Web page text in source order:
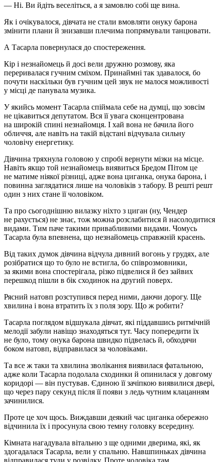
— Ні. Ви йдіть веселіться, а я замовлю собі ще вина.
Як і очікувалося, дівчата не стали вмовляти онуку барона
змінити плани й знизавши плечима попрямували танцювати.
А Тасарла повернулася до спостереження.
Кір і незнайомець й досі вели дружню розмову, яка
переривалася гучним сміхом. Принаймні так здавалося, бо
почути наскільки був гучним цей звук не малося можливості
у місці де панувала музика.
У якийсь момент Тасарла спіймала себе на думці, що зовсім
не цікавиться депутатом. Вся її увага сконцентрована
на широкій спині незнайомця. І хай вона не бачила його
обличчя, але навіть на такій відстані відчувала сильну
чоловічу енергетику.
Дівчина тряхнула головою у спробі вернути мізки на місце.
Навіть якщо той незнайомець виявиться Бредом Пітом це
не матиме ніякої різниці, адже вона циганка, онука барона, і
повинна заглядатися лише на чоловіків з табору. В решті решт
один з них стане її чоловіком.
Та про сьогоднішню вилазку ніхто з циган (ну, Чендер
не рахується) не знає, тож можна розслабитися й насолодитися
видами. Тим паче такими привабливими видами. Чомусь
Тасарла була впевнена, що незнайомець справжній красень.
Від таких думок дівчина відчула дивний вогонь у грудях, але
розібратися що то було не встигла, бо співрозмовники,
за якими вона спостерігала, різко підвелися й без зайвих
перешкод пішли в бік сходинок на другий поверх.
Рясний натовп розступився перед ними, даючи дорогу. Ще
хвилина і вона втратить їх з поля зору. Що ж робити?
Тасарла поглядом відшукала дівчат, які піддавшись ритмічній
мелодії забули навіщо знаходяться тут. Часу попередити їх
не було, тому онука барона швидко підвелась й, обходячи
боком натовп, відправилася за чоловіками.
Та все ж таки та хвилина зволікання виявилася фатальною,
адже коли Тасарла подолала сходинки й опинилася у довгому
коридорі — він пустував. Єдиною її зачіпкою виявилися двері,
що через пару секунд після її появи з ледь чутним клацанням
зачинилися.
Проте це хоч щось. Виждавши деякий час циганка обережно
відчинила їх і просунула свою темну головку всередину.
Кімната нагадувала вітальню з ще одними дверима, які, як
здогадалася Тасарла, вели у спальню. Навшпиньках дівчина
відправилася туди у розвідку. Проте чоловіка там